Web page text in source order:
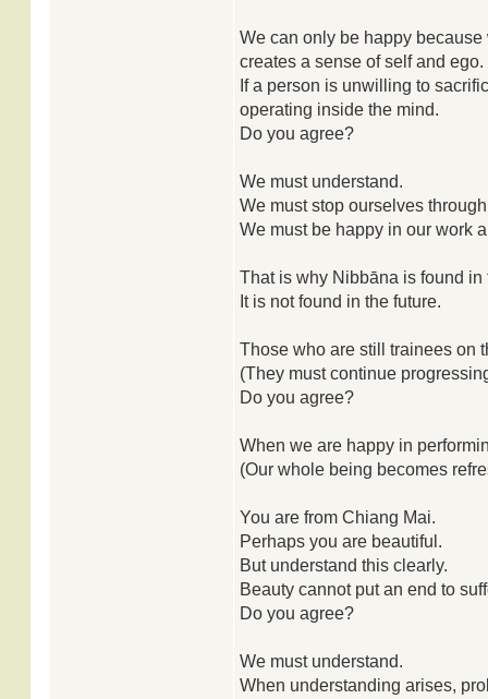
We can only be happy
creates a sense of self and ego.
If a person is unwilling to
operating inside the mind.
Do you agree?
We must understand.
We must stop ourselves
We must be happy in our work
That is why Nibbāna is found in
It is not found in the future.
Those who are still trainees on
(They must continue
Do you agree?
When we are happy in
(Our whole being becomes
You are from Chiang Mai.
Perhaps you are beautiful.
But understand this clearly.
Beauty cannot put an end to
Do you agree?
We must understand.
When understanding arises,